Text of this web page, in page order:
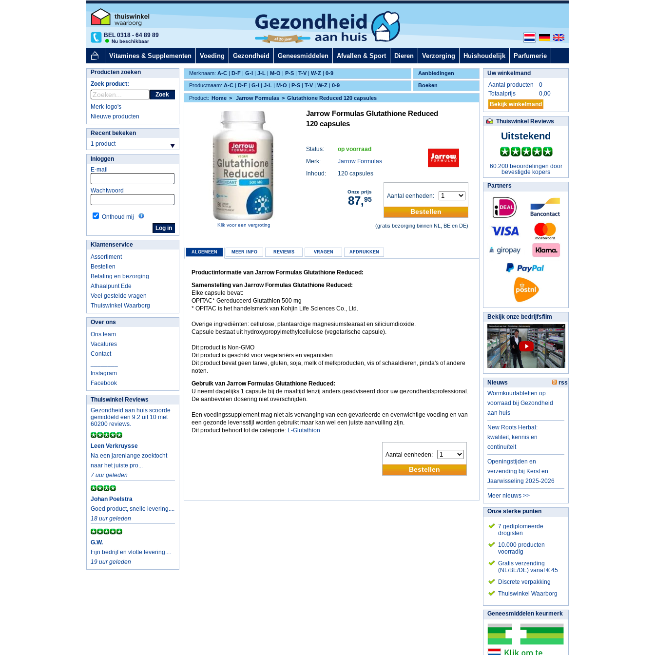
BEL 0318 - 64 89 89
Nu beschikbaar
Vitamines & Supplementen Voeding Gezondheid Geneesmiddelen Afvallen & Sport Dieren Verzorging Huishoudelijk Parfumerie
Aanbiedingen
Merknaam: A-C | D-F | G-I | J-L | M-O | P-S | T-V | W-Z | 0-9
Boeken
Productnaam: A-C | D-F | G-I | J-L | M-O | P-S | T-V | W-Z | 0-9
Producten zoeken
Zoek product:
Zoek
Merk-logo's
Nieuwe producten
Recent bekeken
1 product
Inloggen
E-mail
Wachtwoord
Onthoud mij
Klantenservice
Assortiment
Bestellen
Betaling en bezorging
Afhaalpunt Ede
Veel gestelde vragen
Thuiswinkel Waarborg
Over ons
Ons team
Vacatures
Contact
Instagram
Facebook
Thuiswinkel Reviews
Gezondheid aan huis scoorde
gemiddeld een 9.2 uit 10 met
60200 reviews.
Leen Verkruysse
Na een jarenlange zoektocht
naar het juiste pro...
7 uur geleden
Johan Poelstra
Goed product, snelle levering....
18 uur geleden
G.W.
Fijn bedrijf en vlotte levering....
19 uur geleden
Product: Home Jarrow Formulas Glutathione Reduced 120 capsules
Klik voor een vergroting
Jarrow Formulas Glutathione Reduced
120 capsules
Status:
op voorraad
Merk:
Jarrow Formulas
Inhoud:
120 capsules
Aantal eenheden:
Bestellen
Onze prijs
87,95
(gratis bezorging binnen NL, BE en DE)
ALGEMEEN MEER INFO REVIEWS VRAGEN AFDRUKKEN
Productinformatie van Jarrow Formulas Glutathione Reduced:
Samenstelling van Jarrow Formulas Glutathione Reduced:
Elke capsule bevat:
OPITAC* Gereduceerd Glutathion 500 mg
* OPITAC is het handelsmerk van Kohjin Life Sciences Co., Ltd.
Overige ingrediënten: cellulose, plantaardige magnesiumstearaat en siliciumdioxide.
Capsule bestaat uit hydroxypropylmethylcellulose (vegetarische capsule).
Dit product is Non-GMO
Dit product is geschikt voor vegetariërs en veganisten
Dit product bevat geen tarwe, gluten, soja, melk of melkproducten, vis of schaaldieren, pinda's of andere
noten.
Gebruik van Jarrow Formulas Glutathione Reduced:
U neemt dagelijks 1 capsule bij de maaltijd tenzij anders geadviseerd door uw gezondheidsprofessional.
De aanbevolen dosering niet overschrijden.
Een voedingssupplement mag niet als vervanging van een gevarieerde en evenwichtige voeding en van
een gezonde levensstijl worden gebruikt maar kan wel een juiste aanvulling zijn.
Dit product behoort tot de categorie: L-Glutathion
Aantal eenheden:
Bestellen
Uw winkelmand
Aantal producten
0
Totaalprijs
0,00
Bekijk winkelmand
Thuiswinkel Reviews
Uitstekend
60.200 beoordelingen door
bevestigde kopers
Partners
Bekijk onze bedrijfsfilm
Nieuws
rss
Wormkuurtabletten op
voorraad bij Gezondheid
aan huis
New Roots Herbal:
kwaliteit, kennis en
continuïteit
Openingstijden en
verzending bij Kerst en
Jaarwisseling 2025-2026
Meer nieuws >>
Onze sterke punten
7 gediplomeerde
drogisten
10.000 producten
voorradig
Gratis verzending
(NL/BE/DE) vanaf € 45
Discrete verpakking
Thuiswinkel Waarborg
Geneesmiddelen keurmerk